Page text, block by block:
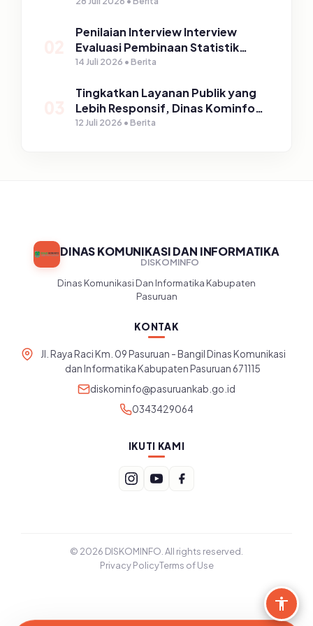
Penilaian Interview Interview
Evaluasi Pembinaan Statistik
Sektoral Kabupaten Pasuruan
14 Juli 2026 • Berita
Tingkatkan Layanan Publik yang
Lebih Responsif, Dinas Kominfo
Gelar Sosialisasi SP4N Lapor di
12 Juli 2026 • Berita
DINAS KOMUNIKASI DAN INFORMATIKA
DISKOMINFO
Dinas Komunikasi Dan Informatika Kabupaten
Pasuruan
KONTAK
Jl. Raya Raci Km. 09 Pasuruan - Bangil Dinas Komunikasi
dan Informatika Kabupaten Pasuruan 671115
diskominfo@pasuruankab.go.id
0343429064
IKUTI KAMI
© 2026 DISKOMINFO. All rights reserved.
Privacy PolicyTerms of Use